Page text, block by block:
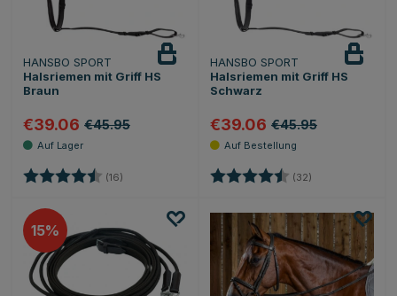
HANSBO SPORT
Halsriemen mit Griff HS
Braun
€39.06 €45.95
Bewertung: (16) 4.4 von 5 Sternen
HANSBO SPORT
Halsriemen mit Griff HS
Schwarz
€39.06 €45.95
Bewertung: (32)
15